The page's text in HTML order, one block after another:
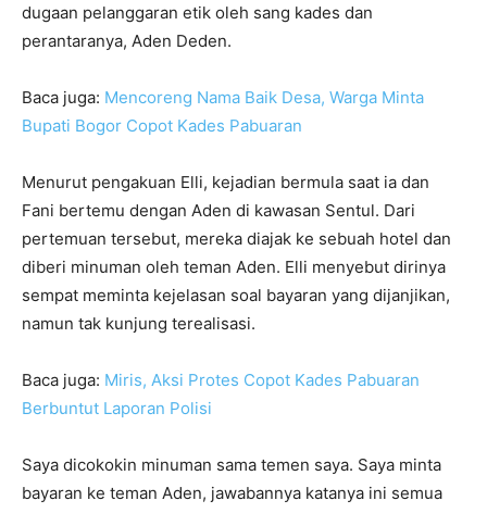
dugaan pelanggaran etik oleh sang kades dan
perantaranya, Aden Deden.
Baca juga: Mencoreng Nama Baik Desa, Warga Minta
Bupati Bogor Copot Kades Pabuaran
Menurut pengakuan Elli, kejadian bermula saat ia dan
Fani bertemu dengan Aden di kawasan Sentul. Dari
pertemuan tersebut, mereka diajak ke sebuah hotel dan
diberi minuman oleh teman Aden. Elli menyebut dirinya
sempat meminta kejelasan soal bayaran yang dijanjikan,
namun tak kunjung terealisasi.
Baca juga: Miris, Aksi Protes Copot Kades Pabuaran
Berbuntut Laporan Polisi
Saya dicokokin minuman sama temen saya. Saya minta
bayaran ke teman Aden, jawabannya katanya ini semua